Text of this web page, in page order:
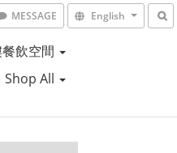
MESSAGE English
飲空間
Shop All